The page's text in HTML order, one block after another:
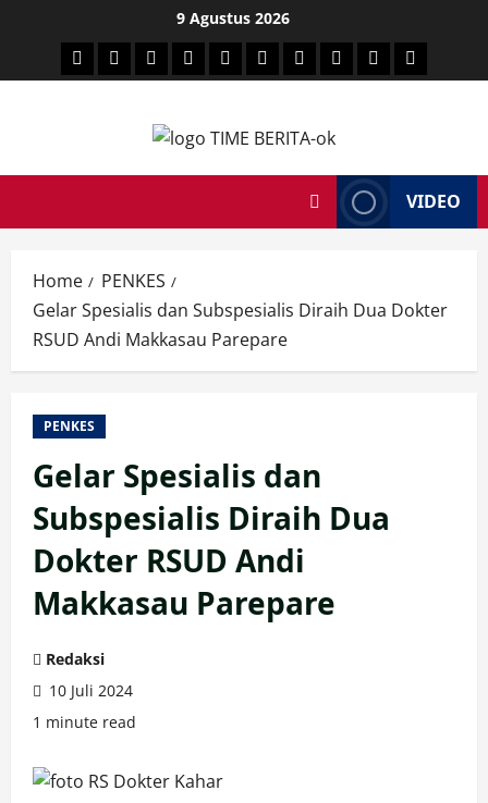
content
9 Agustus 2026
HEADLINE
PARESULSELBAR
POLITIKHUKRIMNASIONAL
PENKESSPORTAINMENT
DUNIAMEDSOS
VIDEO
Home
PENKES
Gelar Spesialis dan Subspesialis Diraih Dua Dokter
RSUD Andi Makkasau Parepare
PENKES
Gelar Spesialis dan
Subspesialis Diraih Dua
Dokter RSUD Andi
Makkasau Parepare
Redaksi
10 Juli 2024
1 minute read